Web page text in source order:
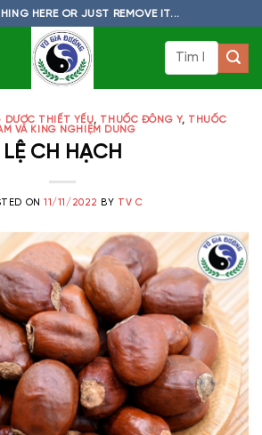
HERE OR JUST REMOVE IT...
DƯỢC THIẾT YẾU, THUỐC ĐÔNG Y, THUỐC
VÀ KING NGHIỆM DÙNG
LỆ CH HẠCH
ON11/11/2022 BY TV C